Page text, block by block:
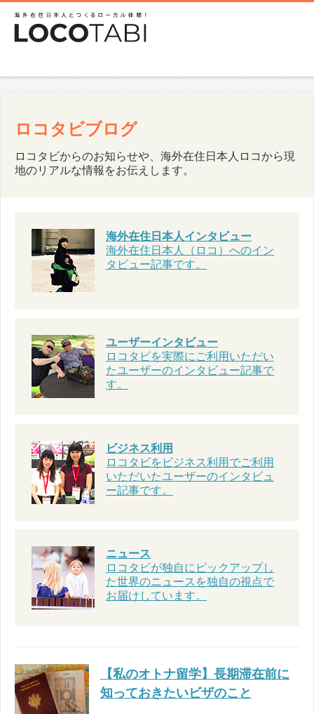
ロコタビブログ
ロコタビからのお知らせや、海外在住日本人ロコから現
地のリアルな情報をお伝えします。
海外在住日本人インタビュー
海外在住日本人（ロコ）へのイン
タビュー記事です。
ユーザーインタビュー
ロコタビを実際にご利用いただい
たユーザーのインタビュー記事で
す。
ビジネス利用
ロコタビをビジネス利用でご利用
いただいたユーザーのインタビュ
ー記事です。
ニュース
ロコタビが独自にピックアップし
た世界のニュースを独自の視点で
お届けしています。
【私のオトナ留学】長期滞在前に
知っておきたいビザのこと